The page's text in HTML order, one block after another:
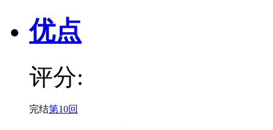
优点
评分:
完结第10回